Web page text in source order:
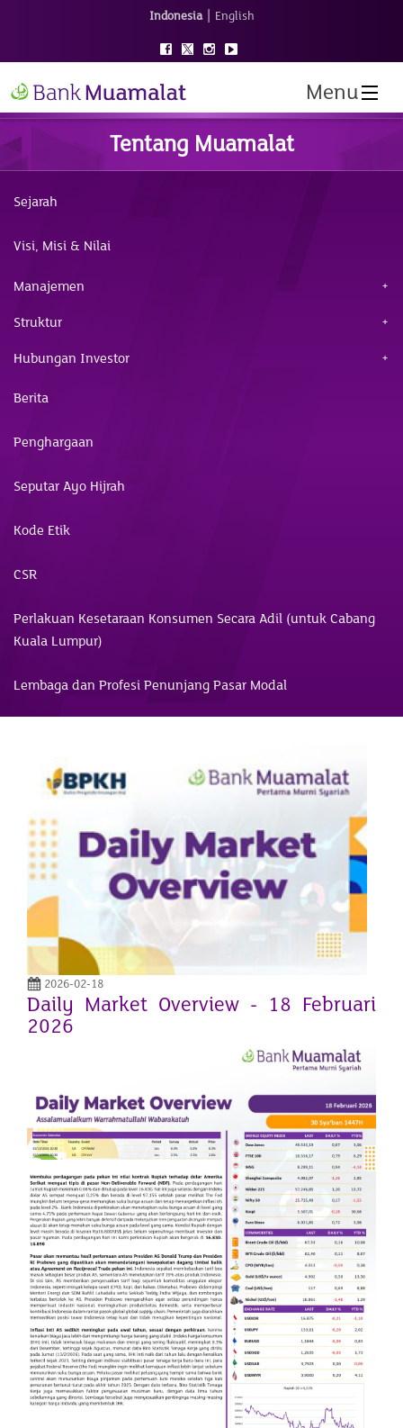
Indonesia | English
Menu
Tentang Muamalat
Sejarah
Visi, Misi & Nilai
Manajemen
Struktur
Hubungan Investor
Berita
Penghargaan
Seputar Ayo Hijrah
Kode Etik
CSR
Perlakuan Kesetaraan Konsumen Secara Adil (untuk Cabang
Kuala Lumpur)
Lembaga dan Profesi Penunjang Pasar Modal
2026-02-18
Daily Market Overview - 18 Februari
2026